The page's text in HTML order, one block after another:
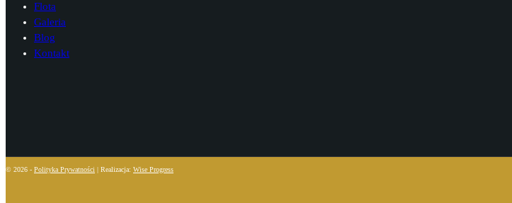
Flota
Galeria
Blog
Kontakt
© 2026 - Polityka Prywatności | Realizacja: Wise Progress